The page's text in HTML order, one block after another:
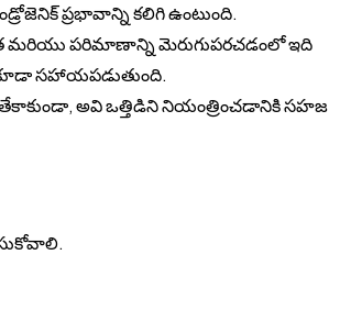
ప్రభావాన్ని కలిగి ఉంటుంది.
మరియు పరిమాణాన్ని మెరుగుపరచడంలో ఇది
సహాయపడుతుంది.
అవి ఒత్తిడిని నియంత్రించడానికి సహజ